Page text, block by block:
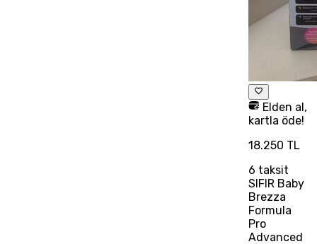
Elden al,
kartla öde!
18.250 TL
6 taksit
SIFIR Baby
Brezza
Formula
Pro
Advanced